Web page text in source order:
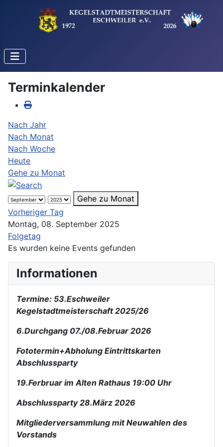
Terminkalender
Nach Jahr
Nach Monat
Nach Woche
Heute
Gehe zu Monat
Gehe zu Monat
Vorheriger Tag
Montag, 08. September 2025
Folgetag
Es wurden keine Events gefunden
Informationen
Termine: 53.Eschweiler
Kegelstadtmeisterschaft 2025/26
6.Durchgang 07./08.Februar 2026
Fototermin+Abholung Eintrittskarten
Abschlussparty
19.Ferbruar im Alten Rathaus 19:00 Uhr
Abschlussparty 28.März 2026
Mitgliederversammlung mit Neuwahlen des
Vorstands